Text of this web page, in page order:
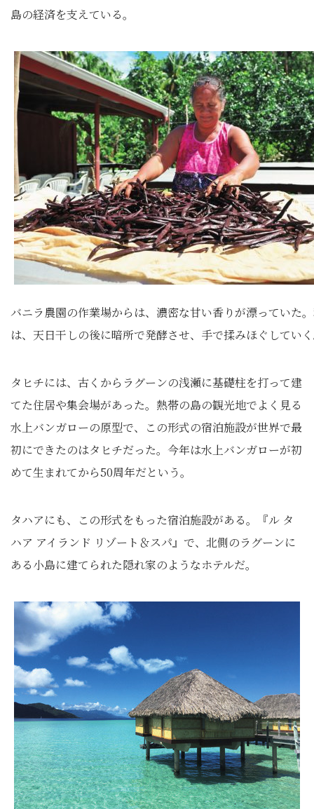
島の経済を支えている。
バニラ農園の作業場からは、濃密な甘い香りが漂っていた
は、天日干しの後に暗所で発酵させ、手で揉みほぐしてい
タヒチには、古くからラグーンの浅瀬に基礎柱を打って建
てた住居や集会場があった。熱帯の島の観光地でよく見る
水上バンガローの原型で、この形式の宿泊施設が世界で最
初にできたのはタヒチだった。今年は水上バンガローが初
めて生まれてから50周年だという。
タハアにも、この形式をもった宿泊施設がある。『ル タ
ハア アイランド リゾート＆スパ』で、北側のラグーンに
ある小島に建てられた隠れ家のようなホテルだ。